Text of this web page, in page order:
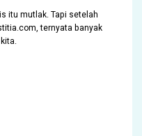
itu mutlak. Tapi setelah
ternyata banyak